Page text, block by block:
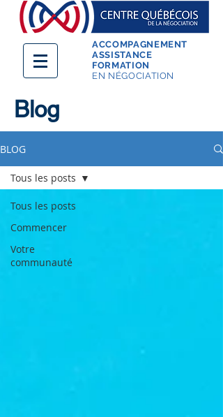
ACCOMPAGNEMENT
ASSISTANCE
FORMATION
EN NÉGOCIATION
Blog
BLOG
Tous les posts
Commencer
Votre
communauté
Tous les posts